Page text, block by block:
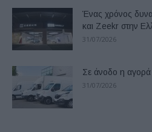
Ένας χρόνος
και Zeekr στην
31/07/2026
Σε άνοδο η αγορά
31/07/2026